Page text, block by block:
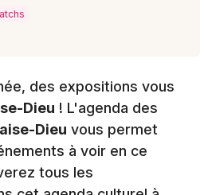
des expositions vous
Dieu ! L'agenda des
Dieu vous permet
à voir en ce
tous les